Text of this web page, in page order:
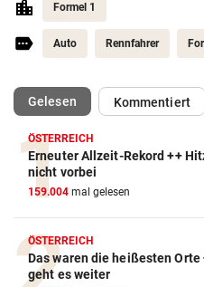
Formel 1
Auto Rennfahrer
Gelesen(ausgewählt)Kommentiert
ÖSTERREICH
Erneuter Allzeit-Rekord ++
nicht vorbei
159.004 mal gelesen
ÖSTERREICH
Das waren die heißesten Orte
geht es weiter
Action-Cam Vergleich
ZUM VERGLEICH
Crosstrainer Vergleich
ZUM VERGLEICH